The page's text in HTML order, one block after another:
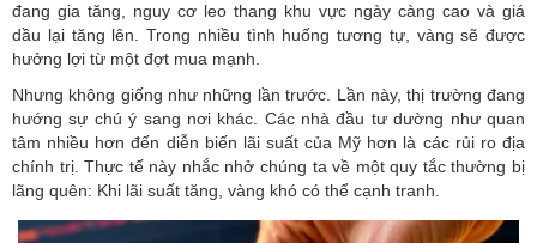
đang gia tăng, nguy cơ leo thang khu vực ngày càng cao và giá
dầu lại tăng lên. Trong nhiều tình huống tương tự, vàng sẽ được
hưởng lợi từ một đợt mua mạnh.
Nhưng không giống như những lần trước. Lần này, thị trường đang
hướng sự chú ý sang nơi khác. Các nhà đầu tư dường như quan
tâm nhiều hơn đến diễn biến lãi suất của Mỹ hơn là các rủi ro địa
chính trị. Thực tế này nhắc nhở chúng ta về một quy tắc thường bị
lãng quên: Khi lãi suất tăng, vàng khó có thể cạnh tranh.